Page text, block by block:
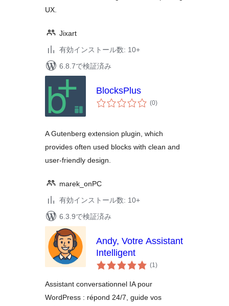
UX.
Jixart
有効インストール数: 10+
6.8.7で検証済み
BlocksPlus
(0個
の)
A Gutenberg extension plugin, which
provides often used blocks with clean and
user-friendly design.
marek_onPC
有効インストール数: 10+
6.3.9で検証済み
Andy, Votre Assistant
Intelligent
(1個
の)
Assistant conversationnel IA pour
WordPress : répond 24/7, guide vos